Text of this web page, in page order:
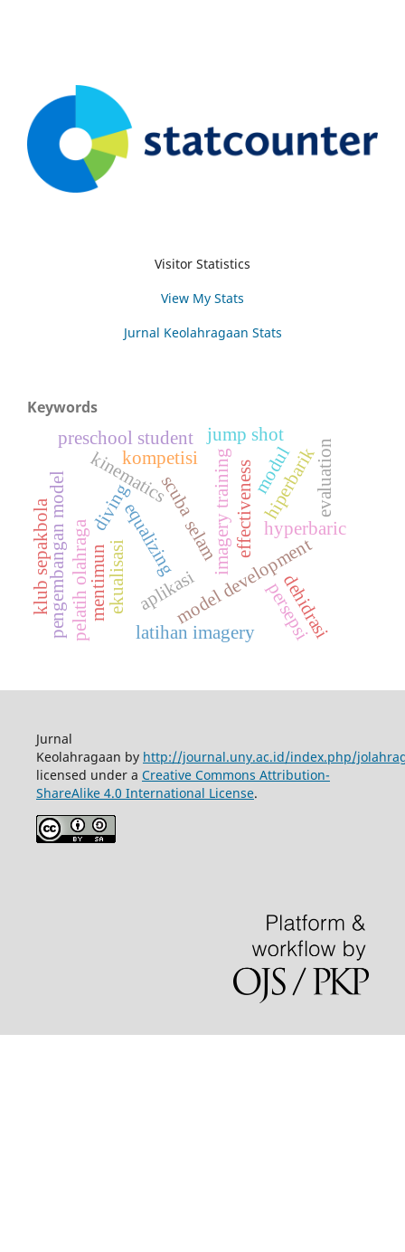
Visitor Statistics
View My Stats
Jurnal Keolahragaan Stats
Keywords
effectiveness
selam
model development
imagery training
aplikasi persepsi
equalizing hyperbaric
scuba
diving
ekualisasi
hiperbarik
jump shot
latihan imagery
kinematics
pelatih olahraga
modul
pengembangan model mentimun
klub sepakbola
kompetisi evaluation
dehidrasi
preschool student
Jurnal
Keolahragaan by http://journal.uny.ac.id/index.php/
licensed under a Creative Commons Attribution-
ShareAlike 4.0 International License.